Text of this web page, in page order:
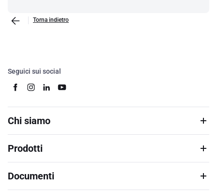
Torna indietro
Seguici sui social
Chi siamo
Prodotti
Documenti